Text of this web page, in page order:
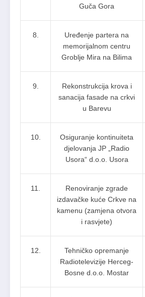
Guča Gora
8.
Uređenje partera na
memorijalnom centru
Groblje Mira na Bilima
9.
Rekonstrukcija krova i
sanacija fasade na crkvi
u Barevu
10.
Osiguranje kontinuiteta
djelovanja JP „Radio
Usora“ d.o.o. Usora
11.
Renoviranje zgrade
izdavačke kuće Crkve na
kamenu (zamjena otvora
i rasvjete)
12.
Tehničko opremanje
Radiotelevizije Herceg-
Bosne d.o.o. Mostar